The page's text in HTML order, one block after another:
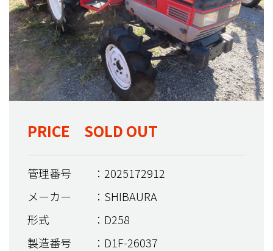
PRICE SOLD OUT
管理番号
：2025172912
メーカー
：SHIBAURA
形式
：D258
製造番号
：D1F-26037